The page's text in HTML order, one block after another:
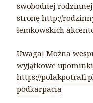
swobodnej
stronęhttp://
łemkowskich
Uwaga! Można
wyjątkowe
https://
podkarpacia